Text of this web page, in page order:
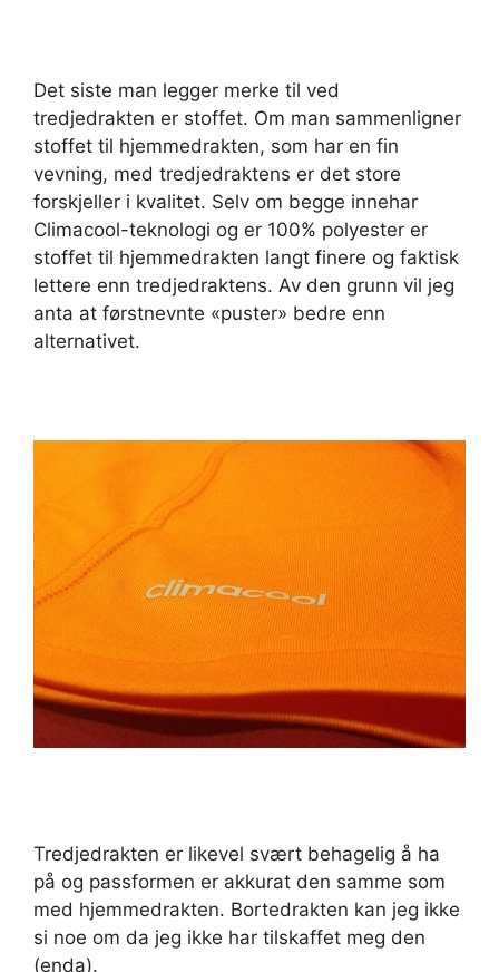
Det siste man legger merke til ved
tredjedrakten er stoffet. Om man sammenligner
stoffet til hjemmedrakten, som har en fin
vevning, med tredjedraktens er det store
forskjeller i kvalitet. Selv om begge innehar
Climacool-teknologi og er 100% polyester er
stoffet til hjemmedrakten langt finere og faktisk
lettere enn tredjedraktens. Av den grunn vil jeg
anta at førstnevnte «puster» bedre enn
alternativet.
Tredjedrakten er likevel svært behagelig å ha
på og passformen er akkurat den samme som
med hjemmedrakten. Bortedrakten kan jeg ikke
si noe om da jeg ikke har tilskaffet meg den
(enda).